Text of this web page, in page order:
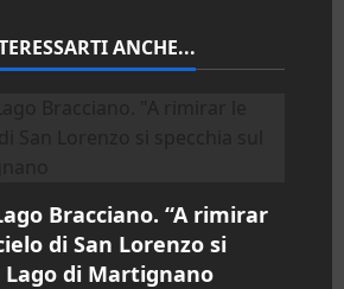
ANCHE...
Bracciano. “A rimirar
di San Lorenzo si
Lago di Martignano